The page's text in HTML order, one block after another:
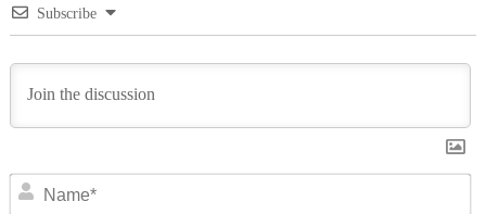
Subscribe